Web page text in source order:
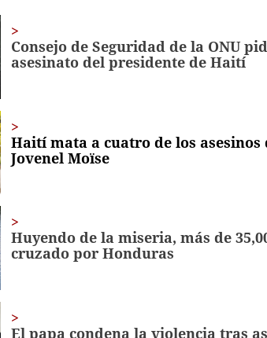
Consejo de Seguridad de la ONU
asesinato del presidente de Haití
Haití mata a cuatro de los asesinos
Jovenel Moïse
Huyendo de la miseria, más de
cruzado por Honduras
El papa condena la violencia tras